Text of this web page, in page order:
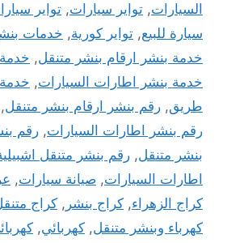
السيارات, تواير سيارات, تواير سيارات
سيارة للبيع, تواير كورية, خدمات
خدمة بنشر ارقام بنشر متنقل,
خدمة بنشر اطارات السيارات,
طريق, رقم بنشر ارقام بنشر متنقل,
رقم بنشر اطارات السيارات, رقم
بنشر متنقل, رقم بنشر متنقل
اطارات السيارات, صيانة سيارات,
كراج الزهراء, كراج بنشر , كراج
كهرباء وبنشر متنقل, كهربائي,